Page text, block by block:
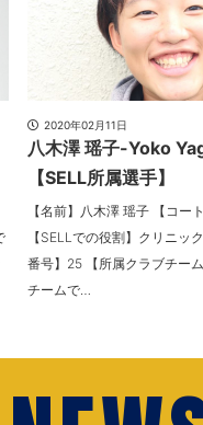
2020年02月11日
八木澤 瑶子-Yoko
【SELL所属選手】
【名前】八木澤 瑶子 【コー
【SELLでの役割】クリニッ
番号】25 【所属クラブチー
チームで…